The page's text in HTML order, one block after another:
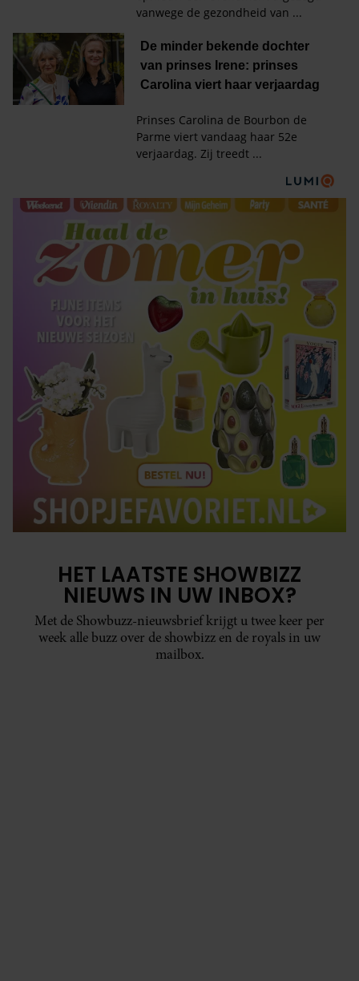
HET LAATSTE SHOWBIZZ
NIEUWS IN UW INBOX?
Met de Showbuzz-nieuwsbrief krijgt u twee keer per
week alle buzz over de showbizz en de royals in uw
mailbox.